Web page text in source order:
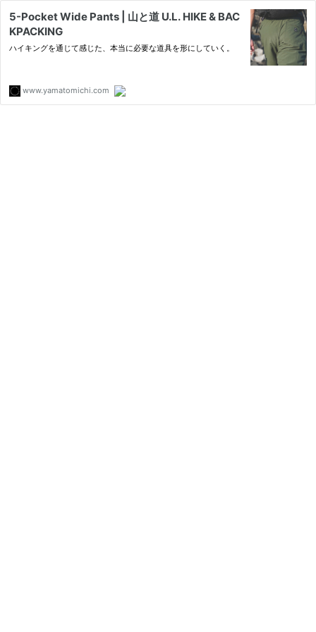
5-Pocket Wide Pants | 山と道 U.L. HIKE & BAC
KPACKING
ハイキングを通じて感じた、本当に必要な道具を形にしていく。
www.yamatomichi.com